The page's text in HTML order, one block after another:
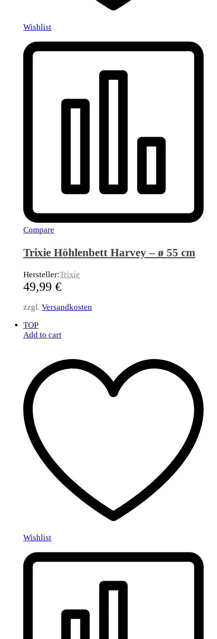
Wishlist
Compare
Trixie Höhlenbett Harvey – ø 55 cm
Hersteller:Trixie
49,99 €
zzgl. Versandkosten
TOP
Add to cart
Wishlist